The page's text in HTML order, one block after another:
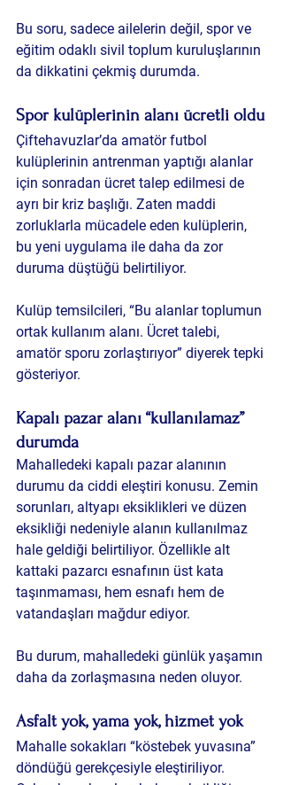
Bu soru, sadece ailelerin değil, spor ve
eğitim odaklı sivil toplum kuruluşlarının
da dikkatini çekmiş durumda.
Spor kulüplerinin alanı ücretli oldu
Çiftehavuzlar’da amatör futbol
kulüplerinin antrenman yaptığı alanlar
için sonradan ücret talep edilmesi de
ayrı bir kriz başlığı. Zaten maddi
zorluklarla mücadele eden kulüplerin,
bu yeni uygulama ile daha da zor
duruma düştüğü belirtiliyor.
Kulüp temsilcileri, “Bu alanlar toplumun
ortak kullanım alanı. Ücret talebi,
amatör sporu zorlaştırıyor” diyerek tepki
gösteriyor.
Kapalı pazar alanı “kullanılamaz”
durumda
Mahalledeki kapalı pazar alanının
durumu da ciddi eleştiri konusu. Zemin
sorunları, altyapı eksiklikleri ve düzen
eksikliği nedeniyle alanın kullanılmaz
hale geldiği belirtiliyor. Özellikle alt
kattaki pazarcı esnafının üst kata
taşınmaması, hem esnafı hem de
vatandaşları mağdur ediyor.
Bu durum, mahalledeki günlük yaşamın
daha da zorlaşmasına neden oluyor.
Asfalt yok, yama yok, hizmet yok
Mahalle sokakları “köstebek yuvasına”
döndüğü gerekçesiyle eleştiriliyor.